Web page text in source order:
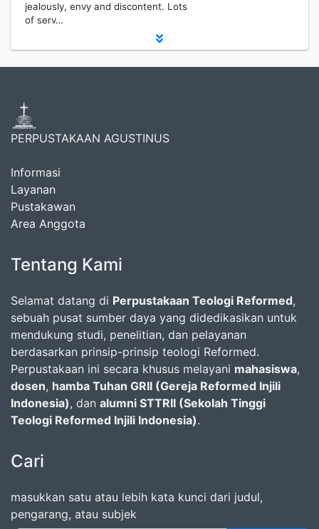
jealously, envy and discontent. Lots
of serv…
PERPUSTAKAAN AGUSTINUS
Informasi
Layanan
Pustakawan
Area Anggota
Tentang Kami
Selamat datang di Perpustakaan Teologi Reformed,
sebuah pusat sumber daya yang didedikasikan untuk
mendukung studi, penelitian, dan pelayanan
berdasarkan prinsip-prinsip teologi Reformed.
Perpustakaan ini secara khusus melayani mahasiswa,
dosen, hamba Tuhan GRII (Gereja Reformed Injili
Indonesia), dan alumni STTRII (Sekolah Tinggi
Teologi Reformed Injili Indonesia).
Cari
masukkan satu atau lebih kata kunci dari judul,
pengarang, atau subjek